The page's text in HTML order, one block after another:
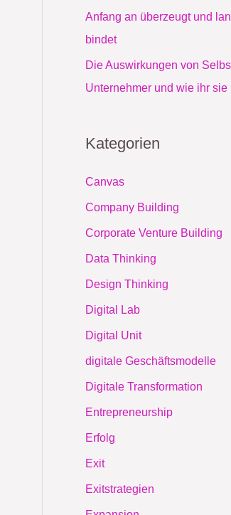
Anfang an überzeugt und
bindet
Die Auswirkungen von
Unternehmer und wie ihr sie
Kategorien
Canvas
Company Building
Corporate Venture Building
Data Thinking
Design Thinking
Digital Lab
Digital Unit
digitale Geschäftsmodelle
Digitale Transformation
Entrepreneurship
Erfolg
Exit
Exitstrategien